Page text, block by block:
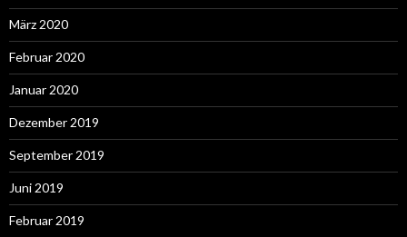
März 2020
Februar 2020
Januar 2020
Dezember 2019
September 2019
Juni 2019
Februar 2019